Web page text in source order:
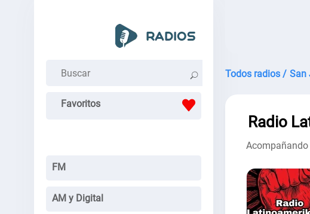
Favoritos
FM
AM y Digital
Todos radios / San
Radio